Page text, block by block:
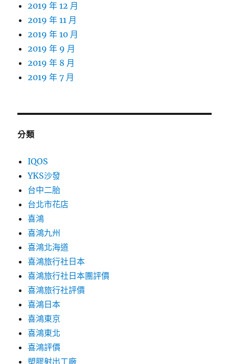
2019 年 12 月
2019 年 11 月
2019 年 10 月
2019 年 9 月
2019 年 8 月
2019 年 7 月
分類
IQOS
YKS沙發
台中二胎
台北市花店
喜鴻
喜鴻九州
喜鴻北海道
喜鴻旅行社日本
喜鴻旅行社日本團評價
喜鴻旅行社評價
喜鴻日本
喜鴻東京
喜鴻東北
喜鴻評價
塑膠射出工廠